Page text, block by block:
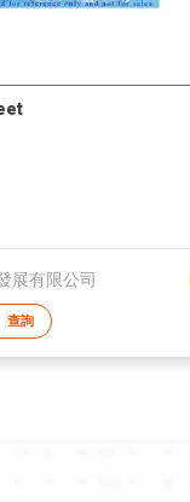
展有限公司
查詢